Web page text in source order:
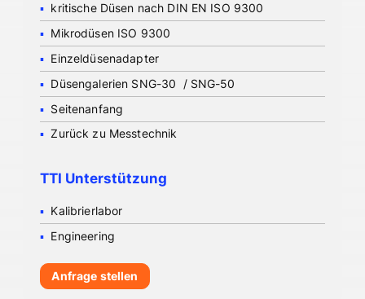
kritische Düsen nach DIN EN ISO 9300
Mikrodüsen ISO 9300
Einzeldüsenadapter
Düsengalerien SNG-30 / SNG-50
Seitenanfang
Zurück zu Messtechnik
TTI Unterstützung
Kalibrierlabor
Engineering
Anfrage stellen